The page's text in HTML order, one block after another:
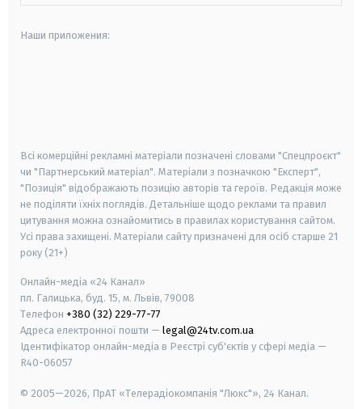
Наши приложения:
Всі комерційні рекламні матеріали позначені словами "Спецпроєкт"
чи "Партнерський матеріал". Матеріали з позначкою "Експерт",
"Позиція" відображають позицію авторів та героїв. Редакція може
не поділяти їхніх поглядів. Детальніше щодо реклами та правил
цитування можна ознайомитись в правилах користування сайтом.
Усі права захищені. Матеріали сайту призначені для осіб старше 21
року (21+)
Онлайн-медіа «24 Канал»
пл. Галицька, буд. 15, м. Львів, 79008
Телефон +380 (32) 229-77-77
Адреса електронної пошти — legal@24tv.com.ua
Ідентифікатор онлайн-медіа в Реєстрі суб'єктів у сфері медіа —
R40-06057
© 2005—2026, ПрАТ «Телерадіокомпанія "Люкс"», 24 Канал.